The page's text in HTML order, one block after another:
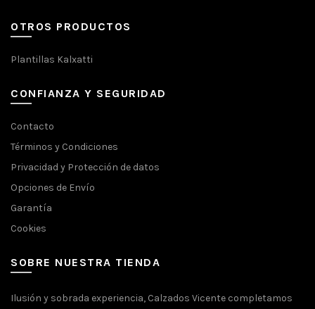
OTROS PRODUCTOS
Plantillas Kalxatti
CONFIANZA Y SEGURIDAD
Contacto
Términos y Condiciones
Privacidad y Protección de datos
Opciones de Envío
Garantía
Cookies
SOBRE NUESTRA TIENDA
Ilusión y sobrada experiencia, Calzados Vicente completamos